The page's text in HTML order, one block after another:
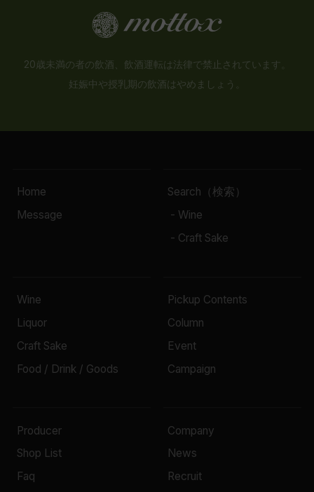
20歳未満の者の飲酒、飲酒運転は法律で禁止されています。
妊娠中や授乳期の飲酒はやめましょう。
Home
Message
Search（検索）
- Wine
- Craft Sake
Wine
Liquor
Craft Sake
Food / Drink / Goods
Pickup Contents
Column
Event
Campaign
Producer
Shop List
Faq
Company
News
Recruit